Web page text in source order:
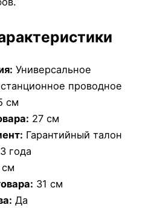
Универсальное
проводное
см
27 см
Гарантийный талон
3 года
31 см
Да